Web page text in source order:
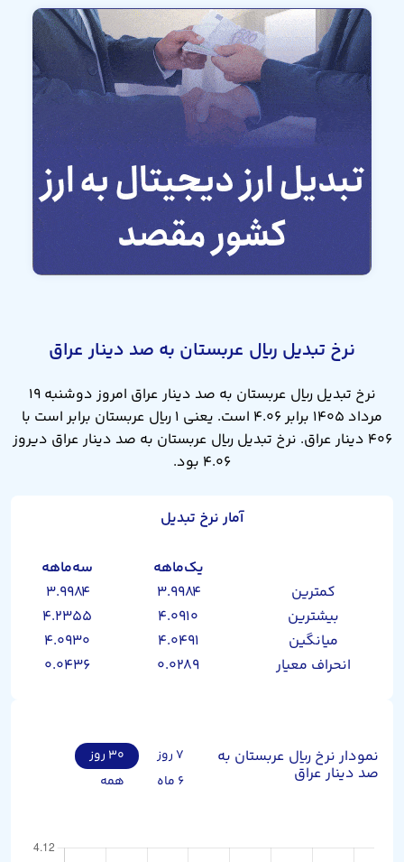
نرخ تبدیل ریال عربستان به صد دینار عراق
نرخ تبدیل ریال عربستان به صد دینار عراق امروز دوشنبه ۱۹
مرداد ۱۴۰۵ برابر ۴.۰۶ است. یعنی ۱ ریال عربستان برابر است با
۴۰۶ دینار عراق. نرخ تبدیل ریال عربستان به صد دینار عراق دیروز
۴.۰۶ بود.
آمار نرخ تبدیل
یک‌ماهه
سه‌ماهه
کمترین
۳.۹۹۸۴
۳.۹۹۸۴
بیشترین
۴.۰۹۱۰
۴.۲۳۵۵
میانگین
۴.۰۴۹۱
۴.۰۹۳۰
انحراف معیار
۰.۰۲۸۹ ۰.۰۴۳۶
نمودار نرخ ریال عربستان به
صد دینار عراق
۷ روز
۳۰ روز
۶ ماه
همه